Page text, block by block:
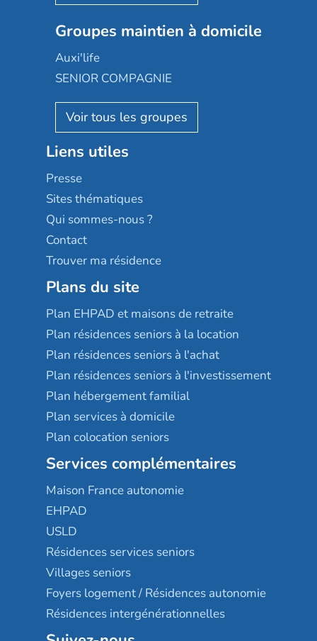
Nexity edenea
Les jardins d'Arcadie
Reseda
Stella management
Les villages d'or
Sérénys
Résidences services Villa Médicis
Groupe SOS
Le Noble Âge
Almage
Résidalya
Groupe aplus
Groupes maintien à domicile
Auxi'life
SENIOR COMPAGNIE
AGE D'OR Services
Liens utiles
Presse
Sites thématiques
Qui sommes-nous ?
Contact
Trouver ma résidence
Plans du site
Plan EHPAD et maisons de retraite
Plan résidences seniors à la location
Plan résidences seniors à l'achat
Plan résidences seniors à l'investissement
Plan hébergement familial
Plan services à domicile
Plan colocation seniors
Services complémentaires
Maison France autonomie
EHPAD
USLD
Résidences services seniors
Villages seniors
Foyers logement / Résidences autonomie
Résidences intergénérationnelles